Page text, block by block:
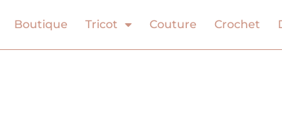
Boutique Tricot Couture Crochet